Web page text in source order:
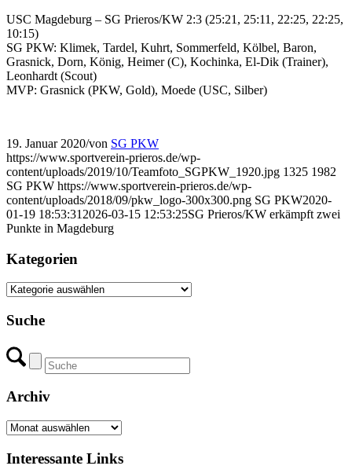
USC Magdeburg – SG Prieros/KW 2:3 (25:21, 25:11, 22:25, 22:25,
10:15)
SG PKW: Klimek, Tardel, Kuhrt, Sommerfeld, Kölbel, Baron,
Grasnick, Dorn, König, Heimer (C), Kochinka, El-Dik (Trainer),
Leonhardt (Scout)
MVP: Grasnick (PKW, Gold), Moede (USC, Silber)
19. Januar 2020/von SG PKW
https://www.sportverein-prieros.de/wp-
content/uploads/2019/10/Teamfoto_SGPKW_1920.jpg 1325 1982
SG PKW https://www.sportverein-prieros.de/wp-
content/uploads/2018/09/pkw_logo-300x300.png SG PKW2020-
01-19 18:53:31 2026-03-15 12:53:25SG Prieros/KW erkämpft zwei
Punkte in Magdeburg
Kategorien
Kategorien
Suche
Archiv
Archiv
Interessante Links